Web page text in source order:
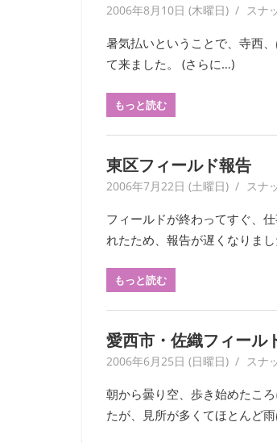
に
り
記
採
る
活
を
続
て
す。
考
学
を
2006年8月10日 (木曜日) スナ
暑気払いということで、寺西
て来ました。 (さらに…)
もっと読む
東区フィールド報告
2006年7月22日 (土曜日) スナ
フィールドが終わってすぐ、
れたため、報告が遅くなりま
もっと読む
愛西市・佐織フィール
2006年6月25日 (日曜日) スナ
朝から曇り空、歩き始めたこ
たが、見所が多くてほとんど